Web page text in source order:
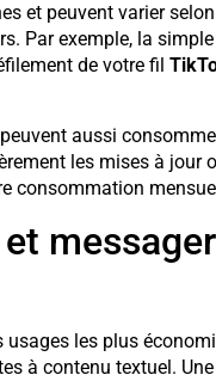
et peuvent varier
Par exemple, la
de votre fil
aussi
les mises à
consommation
usages les plus
à contenu textuel.